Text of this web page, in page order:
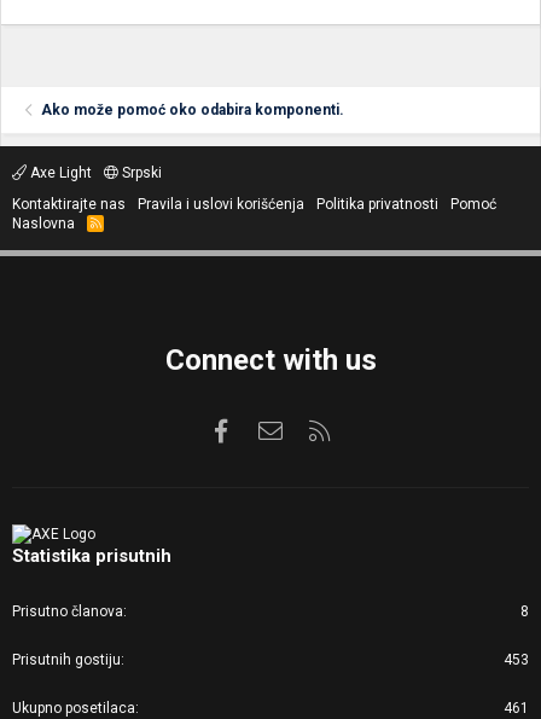
Ako može pomoć oko odabira komponenti.
Axe Light
Srpski
Kontaktirajte nas
Pravila i uslovi korišćenja Politika privatnosti
Pomoć
Naslovna
R
S
Connect with us
FacebookKontaktirajte nas
Statistika prisutnih
Prisutno članova 8
Prisutnih gostiju 453
Ukupno posetilaca 461